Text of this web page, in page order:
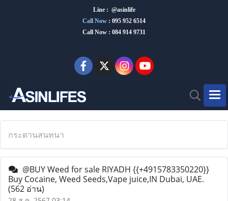
Line : @asinlife
Call Now : 095 952 6514
Call Now : 084 914 9731
กระดานสนทนา
@BUY Weed for sale RIYADH {{+4915783350220}}
Buy Cocaine, Weed Seeds,Vape juice,IN Dubai, UAE.
(562 อ่าน)